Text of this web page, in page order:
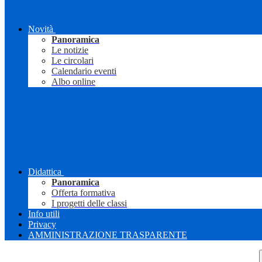
Novità
Panoramica
Le notizie
Le circolari
Calendario eventi
Albo online
Didattica
Panoramica
Offerta formativa
I progetti delle classi
Info utili
Privacy
AMMINISTRAZIONE TRASPARENTE